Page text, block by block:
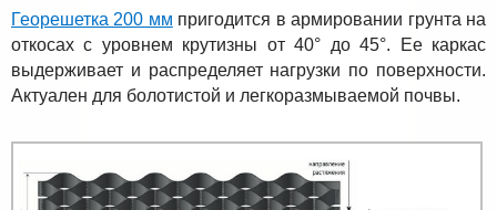
Георешетка 200 мм пригодится в армировании грунта на
откосах с уровнем крутизны от 40° до 45°. Ее каркас
выдерживает и распределяет нагрузки по поверхности.
Актуален для болотистой и легкоразмываемой почвы.